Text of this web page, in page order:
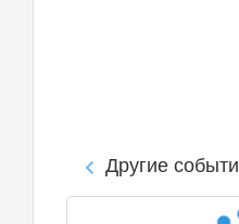
Другие